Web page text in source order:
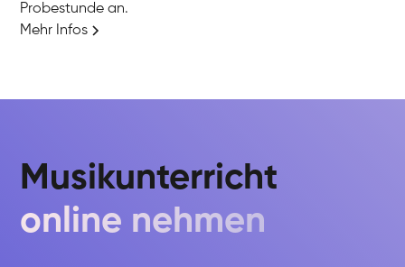
Probestunde an.
Mehr Infos
Musikunterricht
online nehmen